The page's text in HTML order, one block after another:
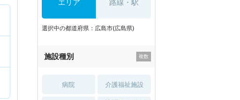
エリア 路線・駅
選択中の都道府県：広島市(広島県)
施設種別
病院 介護福祉施設